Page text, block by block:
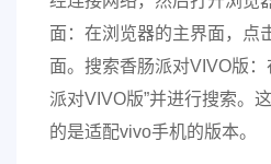
面：在浏览器的主界面，点
面。搜索香肠派对VIVO版：
派对VIVO版”并进行搜索。
的是适配vivo手机的版本。